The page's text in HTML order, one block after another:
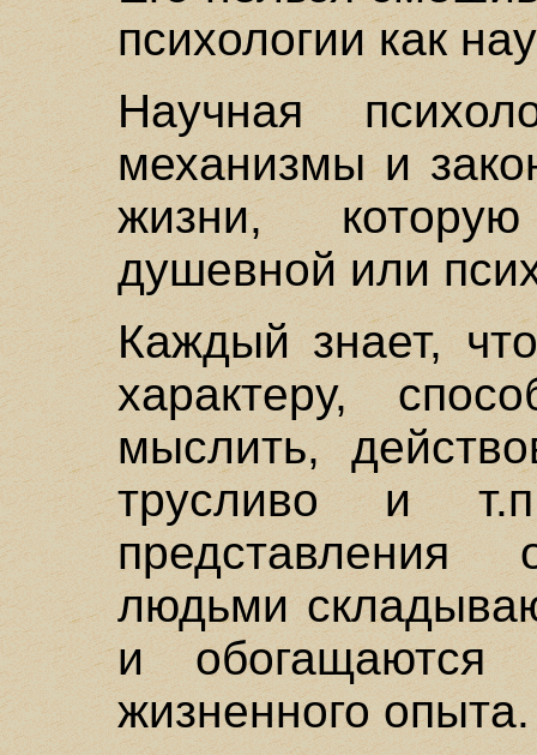
психологии как
Научная
механизмы и
жизни,
душевной или
Каждый знает,
характеру,
мыслить,
трусливо и
людьми
и обогащаются
жизненного опыта.